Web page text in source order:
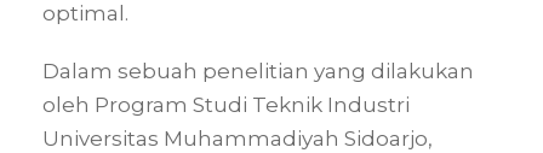
optimal.
Dalam sebuah penelitian yang dilakukan
oleh Program Studi Teknik Industri
Universitas Muhammadiyah Sidoarjo,